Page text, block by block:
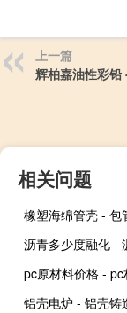
上一篇
辉柏嘉油性彩铅
相关问题
橡塑海绵管壳 - 包
铝壳电炉 - 铝壳铸